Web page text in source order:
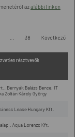
azalábbi linken
38 Következő
résztvevők
Bernyák Balázs Bence, IT
Zoltán Károly György
Lease Hungary Kft.
, Aqua Lorenzo Kft.